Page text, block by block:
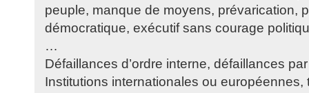
peuple, manque de moyens, prévarication,
démocratique, exécutif sans courage
…
Défaillances d’ordre interne, défaillances
Institutions internationales ou européennes,